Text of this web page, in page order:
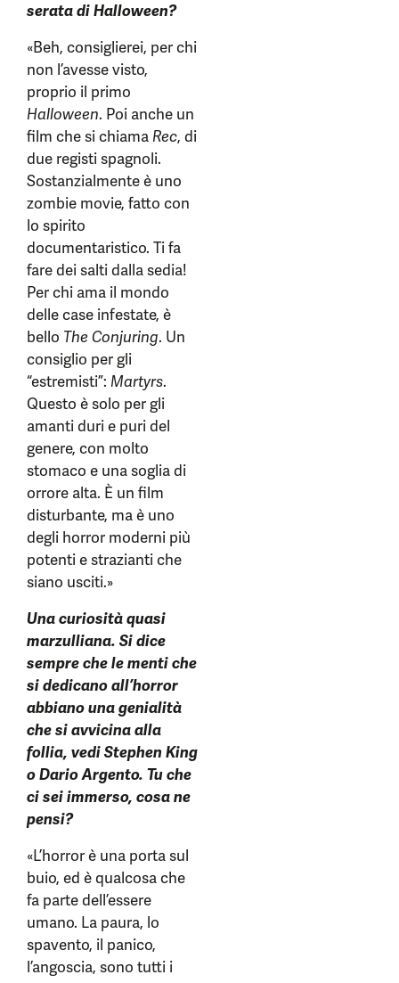
serata di Halloween?
«Beh, consiglierei, per chi
non l’avesse visto,
proprio il primo
Halloween. Poi anche un
film che si chiama Rec, di
due registi spagnoli.
Sostanzialmente è uno
zombie movie, fatto con
lo spirito
documentaristico. Ti fa
fare dei salti dalla sedia!
Per chi ama il mondo
delle case infestate, è
bello The Conjuring. Un
consiglio per gli
“estremisti”: Martyrs.
Questo è solo per gli
amanti duri e puri del
genere, con molto
stomaco e una soglia di
orrore alta. È un film
disturbante, ma è uno
degli horror moderni più
potenti e strazianti che
siano usciti.»
Una curiosità quasi
marzulliana. Si dice
sempre che le menti che
si dedicano all’horror
abbiano una genialità
che si avvicina alla
follia, vedi Stephen King
o Dario Argento. Tu che
ci sei immerso, cosa ne
pensi?
«L’horror è una porta sul
buio, ed è qualcosa che
fa parte dell’essere
umano. La paura, lo
spavento, il panico,
l’angoscia, sono tutti i